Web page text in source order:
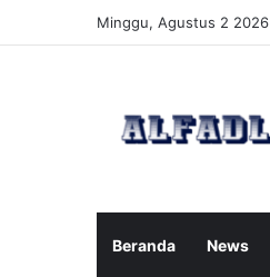
Minggu, Agustus 2 2026
Beranda News